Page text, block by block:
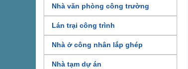
Nhà văn phòng công trường
Lán trại công trình
Nhà ở công nhân lắp ghép
Nhà tạm dự án